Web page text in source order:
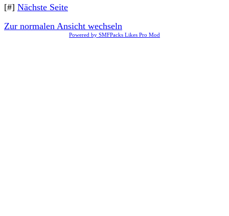
[#] Nächste Seite
Zur normalen Ansicht wechseln
Powered by SMFPacks Likes Pro Mod